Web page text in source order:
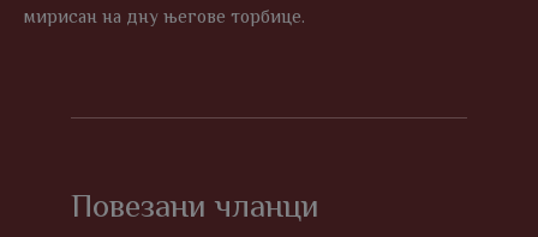
мирисан на дну његове торбице.
Повезани чланци